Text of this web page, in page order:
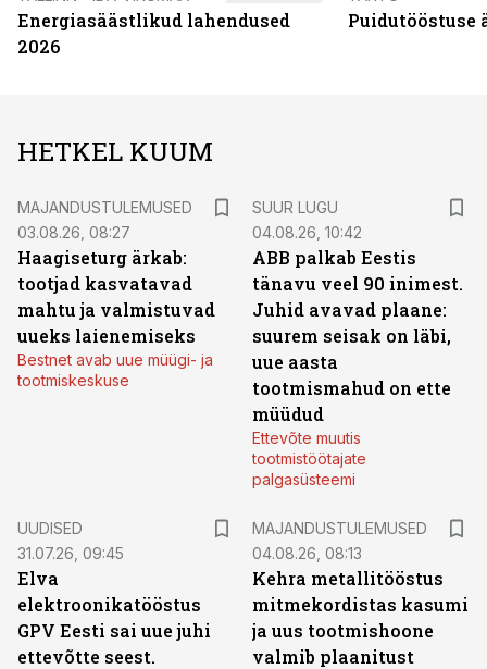
Energiasäästlikud lahendused
2026
Puidutööstuse
HETKEL KUUM
MAJANDUSTULEMUSED
03.08.26, 08:27
Haagiseturg ärkab:
tootjad kasvatavad
mahtu ja valmistuvad
uueks laienemiseks
Bestnet avab uue müügi- ja
tootmiskeskuse
SUUR LUGU
04.08.26, 10:42
ABB palkab Eestis
tänavu veel 90 inimest.
Juhid avavad plaane:
suurem seisak on läbi,
uue aasta
tootmismahud on ette
müüdud
Ettevõte muutis
tootmistöötajate
palgasüsteemi
UUDISED
31.07.26, 09:45
Elva
elektroonikatööstus
GPV Eesti sai uue juhi
ettevõtte seest.
MAJANDUSTULEMUSED
04.08.26, 08:13
Kehra metallitööstus
mitmekordistas kasumi
ja uus tootmishoone
valmib plaanitust